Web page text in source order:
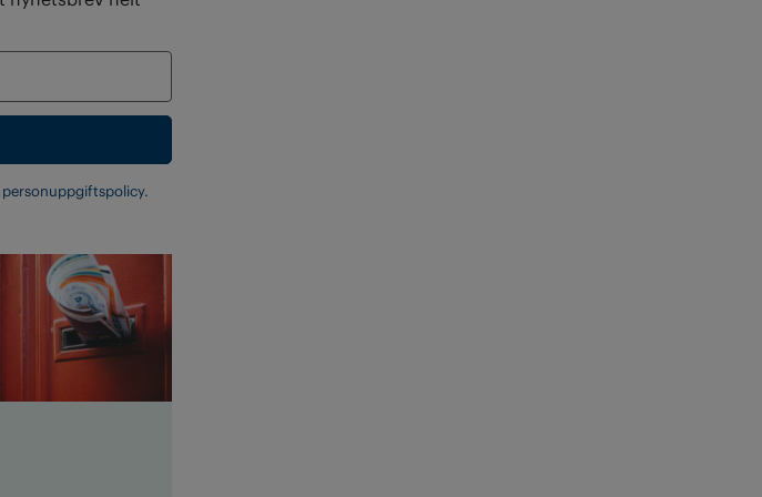
personuppgiftspolicy.